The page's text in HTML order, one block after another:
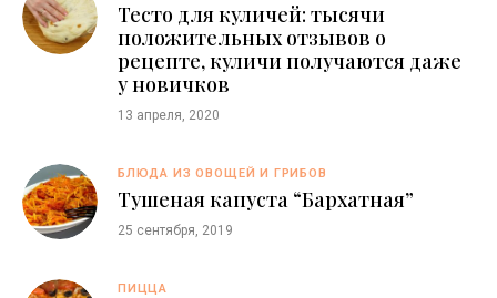
Тесто для куличей: тысячи
положительных отзывов о
рецепте, куличи получаются даже
у новичков
13 апреля, 2020
БЛЮДА ИЗ ОВОЩЕЙ И ГРИБОВ
Тушеная капуста “Бархатная”
25 сентября, 2019
ПИЦЦА